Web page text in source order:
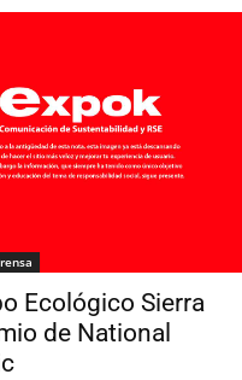
Ecológico Sierra
de National